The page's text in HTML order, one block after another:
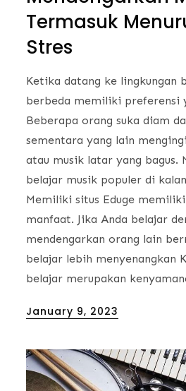
Termasuk
Stres
Ketika datang ke lingkungan
berbeda memiliki preferensi
Beberapa orang suka diam
sementara yang lain
atau musik latar yang bagus.
belajar musik populer di
Memiliki situs Eduge
manfaat. Jika Anda belajar
mendengarkan orang lain
belajar lebih menyenangkan
belajar merupakan
Posted
January 9, 2023